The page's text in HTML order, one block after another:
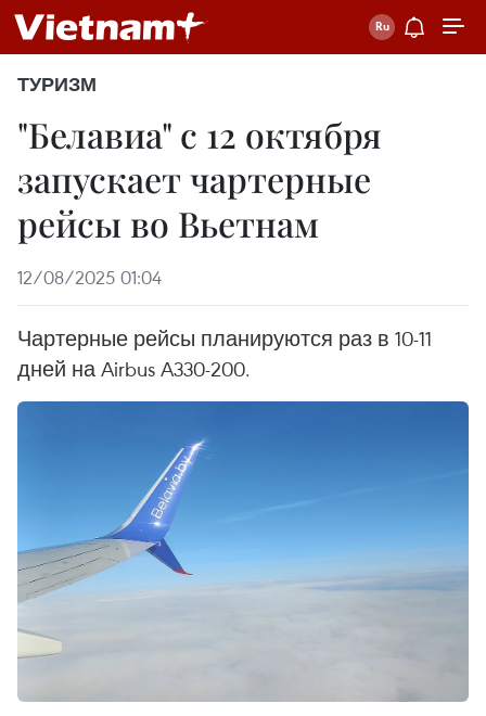
ТУРИЗМ
"Белавиа" с 12 октября
запускает чартерные
рейсы во Вьетнам
12/08/2025 01:04
Чартерные рейсы планируются раз в 10-11
дней на Airbus A330-200.